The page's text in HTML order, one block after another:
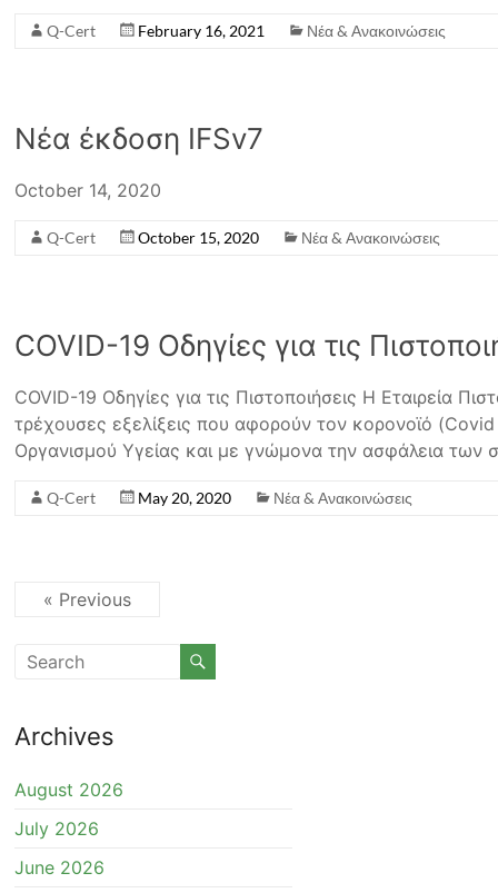
Q-Cert February 16, 2021 Νέα & Ανακοινώσεις
Νέα έκδοση IFSv7
October 14, 2020
Q-Cert October 15, 2020 Νέα & Ανακοινώσεις
COVID-19 Οδηγίες για τις
COVID-19 Οδηγίες για τις Πιστοποιήσεις Η Εταιρεία
τρέχουσες εξελίξεις που αφορούν τον κορονοϊό
Οργανισμού Υγείας και με γνώμονα την ασφάλεια των
Q-Cert May 20, 2020 Νέα & Ανακοινώσεις
« Previous
Archives
August 2026
July 2026
June 2026